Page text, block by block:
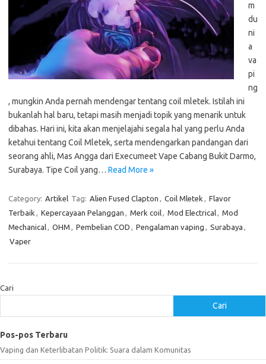
m
du
ni
a
va
pi
ng
, mungkin Anda pernah mendengar tentang coil mletek. Istilah ini
bukanlah hal baru, tetapi masih menjadi topik yang menarik untuk
dibahas. Hari ini, kita akan menjelajahi segala hal yang perlu Anda
ketahui tentang Coil Mletek, serta mendengarkan pandangan dari
seorang ahli, Mas Angga dari Execumeet Vape Cabang Bukit Darmo,
Surabaya. Tipe Coil yang… Read More »
Category: Artikel Tag: Alien Fused Clapton , Coil Mletek , Flavor
Terbaik , Kepercayaan Pelanggan , Merk coil, Mod Electrical, Mod
Mechanical, OHM , Pembelian COD , Pengalaman vaping , Surabaya ,
Vaper
Cari
Cari
Pos-pos Terbaru
Vaping dan Keterlibatan Politik: Suara dalam Komunitas